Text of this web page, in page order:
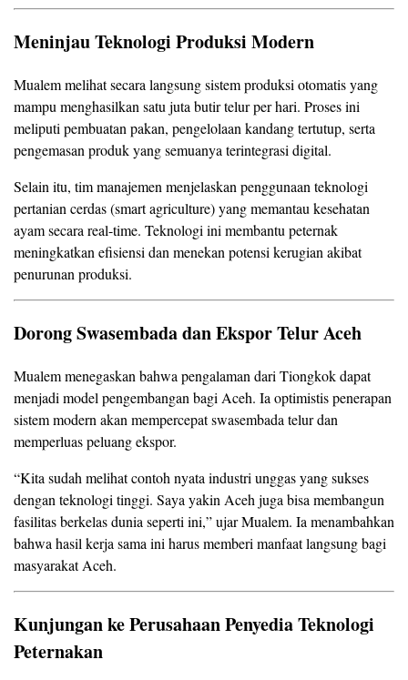
Meninjau Teknologi Produksi Modern
Mualem melihat secara langsung sistem produksi otomatis yang
mampu menghasilkan satu juta butir telur per hari. Proses ini
meliputi pembuatan pakan, pengelolaan kandang tertutup, serta
pengemasan produk yang semuanya terintegrasi digital.
Selain itu, tim manajemen menjelaskan penggunaan teknologi
pertanian cerdas (smart agriculture) yang memantau kesehatan
ayam secara real-time. Teknologi ini membantu peternak
meningkatkan efisiensi dan menekan potensi kerugian akibat
penurunan produksi.
Dorong Swasembada dan Ekspor Telur Aceh
Mualem menegaskan bahwa pengalaman dari Tiongkok dapat
menjadi model pengembangan bagi Aceh. Ia optimistis penerapan
sistem modern akan mempercepat swasembada telur dan
memperluas peluang ekspor.
“Kita sudah melihat contoh nyata industri unggas yang sukses
dengan teknologi tinggi. Saya yakin Aceh juga bisa membangun
fasilitas berkelas dunia seperti ini,” ujar Mualem. Ia menambahkan
bahwa hasil kerja sama ini harus memberi manfaat langsung bagi
masyarakat Aceh.
Kunjungan ke Perusahaan Penyedia Teknologi
Peternakan